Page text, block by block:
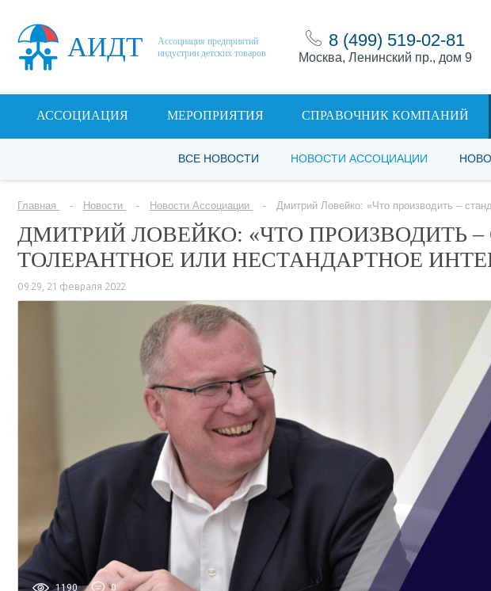
АИДТ
Ассоциация предприятий
индустрии детских товаров
8 (499) 519-02-81
Москва, Ленинский пр., дом 9
АССОЦИАЦИЯ МЕРОПРИЯТИЯ СПРАВОЧНИК КОМПАНИЙ
ВСЕ НОВОСТИ НОВОСТИ АССОЦИАЦИИ
Главная Новости Новости Ассоциации Дмитрий Ловейко: «Что производить –
ДМИТРИЙ ЛОВЕЙКО: «ЧТО ПРОИЗВОДИТЬ
ТОЛЕРАНТНОЕ ИЛИ НЕСТАНДАРТНОЕ
09:29, 21 февраля 2022
1190 0